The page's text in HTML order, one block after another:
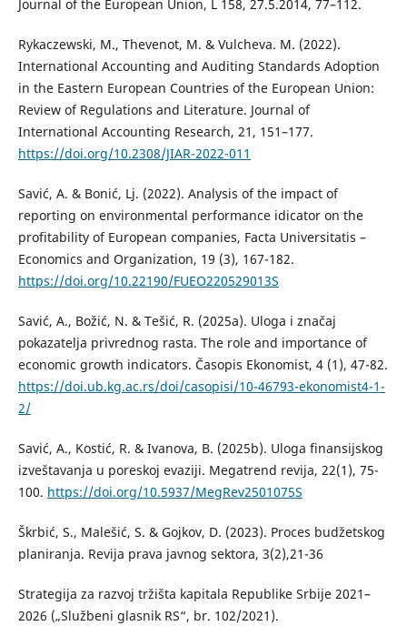
Journal of the European Union, L 158, 27.5.2014, 77–112.
Rykaczewski, M., Thevenot, M. & Vulcheva. M. (2022).
International Accounting and Auditing Standards Adoption
in the Eastern European Countries of the European Union:
Review of Regulations and Literature. Journal of
International Accounting Research, 21, 151–177.
https://doi.org/10.2308/JIAR-2022-011
Savić, A. & Bonić, Lj. (2022). Analysis of the impact of
reporting on environmental performance idicator on the
profitability of European companies, Facta Universitatis –
Economics and Organization, 19 (3), 167-182.
https://doi.org/10.22190/FUEO220529013S
Savić, A., Božić, N. & Tešić, R. (2025a). Uloga i značaj
pokazatelja privrednog rasta. The role and importance of
economic growth indicators. Časopis Ekonomist, 4 (1), 47-82.
https://doi.ub.kg.ac.rs/doi/casopisi/10-46793-ekonomist4-1-
2/
Savić, A., Kostić, R. & Ivanova, B. (2025b). Uloga finansijskog
izveštavanja u poreskoj evaziji. Megatrend revija, 22(1), 75-
100. https://doi.org/10.5937/MegRev2501075S
Škrbić, S., Malešić, S. & Gojkov, D. (2023). Proces budžetskog
planiranja. Revija prava javnog sektora, 3(2),21-36
Strategija za razvoj tržišta kapitala Republike Srbije 2021–
2026 („Službeni glasnik RS“, br. 102/2021).